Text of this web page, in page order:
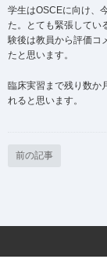
学生はOSCEに向け、
た。とても緊張してい
験後は教員から評価コ
たと思います。
臨床実習まで残り数か
れると思います。
前の記事